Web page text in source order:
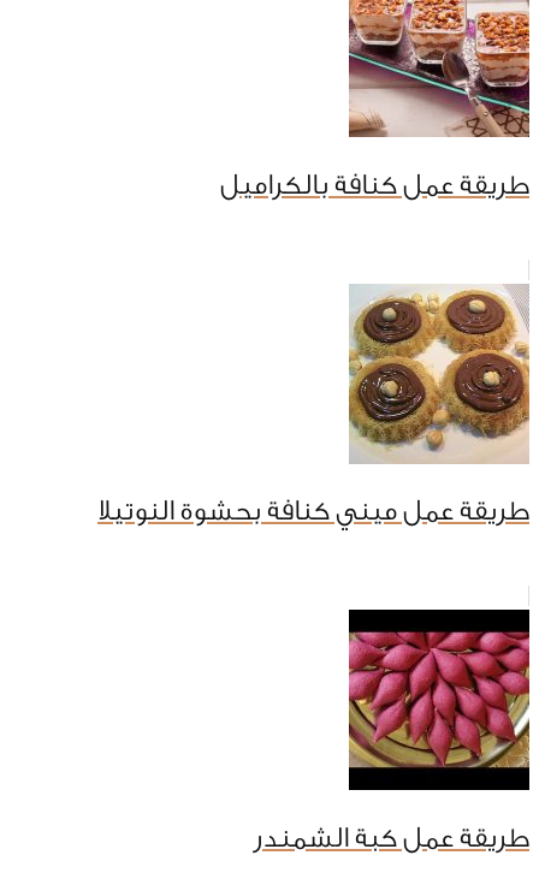
طريقة عمل كنافة بالكراميل
طريقة عمل ميني كنافة بحشوة النوتيلا
طريقة عمل كبة الشمندر